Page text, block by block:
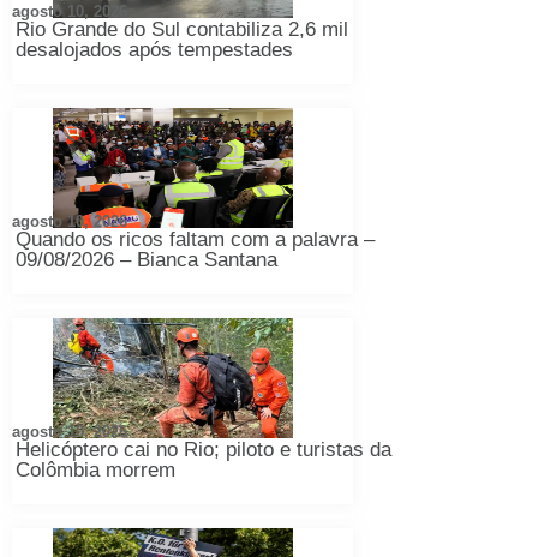
Rio Grande do Sul contabiliza 2,6 mil
desalojados após tempestades
agosto 10, 2026
Quando os ricos faltam com a palavra –
09/08/2026 – Bianca Santana
agosto 10, 2026
Helicóptero cai no Rio; piloto e turistas da
Colômbia morrem
agosto 10, 2026